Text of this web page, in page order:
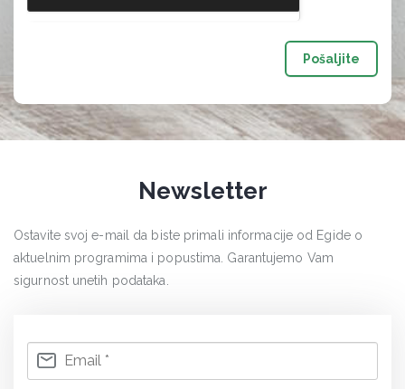
Pošaljite
Newsletter
Ostavite svoj e-mail da biste primali informacije od Egide o
aktuelnim programima i popustima. Garantujemo Vam
sigurnost unetih podataka.